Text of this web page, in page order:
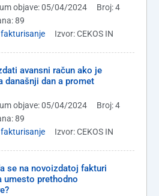
objave: 05/04/2024
Broj: 4
89
Izvor: CEKOS IN
avansni račun ako je
današnji dan a promet
objave: 05/04/2024
Broj: 4
89
Izvor: CEKOS IN
se na novoizdatoj fakturi
umesto prethodno